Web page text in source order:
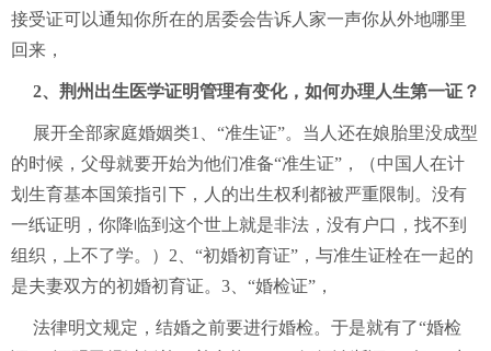
接受证可以通知你所在的居委会告诉人家一声你从外地哪里
回来，
2、荆州出生医学证明管理有变化，如何办理人生第一证？
展开全部家庭婚姻类1、“准生证”。当人还在娘胎里没成型
的时候，父母就要开始为他们准备“准生证”，（中国人在计
划生育基本国策指引下，人的出生权利都被严重限制。没有
一纸证明，你降临到这个世上就是非法，没有户口，找不到
组织，上不了学。）2、“初婚初育证”，与准生证栓在一起的
是夫妻双方的初婚初育证。3、“婚检证”，
法律明文规定，结婚之前要进行婚检。于是就有了“婚检